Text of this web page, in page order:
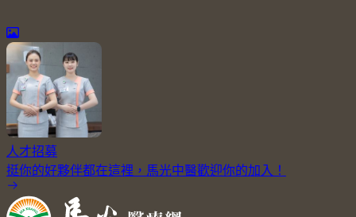
人才招募
挺你的好夥伴都在這裡，馬光中醫歡迎你的加入！